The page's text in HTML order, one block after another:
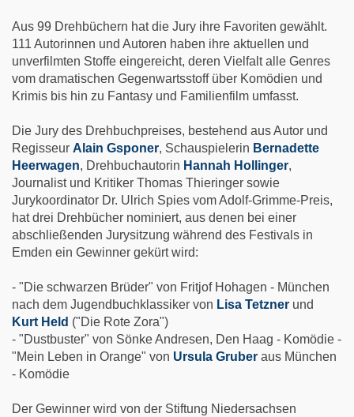
Aus 99 Drehbüchern hat die Jury ihre Favoriten gewählt.
111 Autorinnen und Autoren haben ihre aktuellen und
unverfilmten Stoffe eingereicht, deren Vielfalt alle Genres
vom dramatischen Gegenwartsstoff über Komödien und
Krimis bis hin zu Fantasy und Familienfilm umfasst.
Die Jury des Drehbuchpreises, bestehend aus Autor und
Regisseur Alain Gsponer, Schauspielerin Bernadette
Heerwagen, Drehbuchautorin Hannah Hollinger,
Journalist und Kritiker Thomas Thieringer sowie
Jurykoordinator Dr. Ulrich Spies vom Adolf-Grimme-Preis,
hat drei Drehbücher nominiert, aus denen bei einer
abschließenden Jurysitzung während des Festivals in
Emden ein Gewinner gekürt wird:
- "Die schwarzen Brüder" von Fritjof Hohagen - München
nach dem Jugendbuchklassiker von Lisa Tetzner und
Kurt Held ("Die Rote Zora")
- "Dustbuster" von Sönke Andresen, Den Haag - Komödie -
"Mein Leben in Orange" von Ursula Gruber aus München
- Komödie
Der Gewinner wird von der Stiftung Niedersachsen